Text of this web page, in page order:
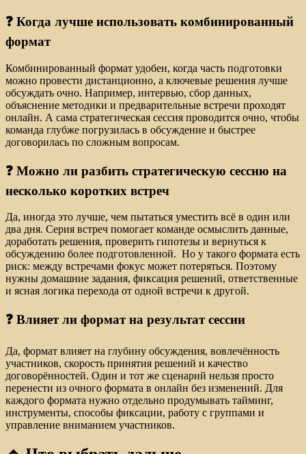
❓ Когда лучше использовать комбинированный
формат
Комбинированный формат удобен, когда часть подготовки
можно провести дистанционно, а ключевые решения лучше
обсуждать очно. Например, интервью, сбор данных,
объяснение методики и предварительные встречи проходят
онлайн. А сама стратегическая сессия проводится очно, чтобы
команда глубже погрузилась в обсуждение и быстрее
договорилась по сложным вопросам.
❓ Можно ли разбить стратегическую сессию на
несколько коротких встреч
Да, иногда это лучше, чем пытаться уместить всё в один или
два дня. Серия встреч помогает команде осмыслить данные,
доработать решения, проверить гипотезы и вернуться к
обсуждению более подготовленной. Но у такого формата есть
риск: между встречами фокус может потеряться. Поэтому
нужны домашние задания, фиксация решений, ответственные
и ясная логика перехода от одной встречи к другой.
❓ Влияет ли формат на результат сессии
Да, формат влияет на глубину обсуждения, вовлечённость
участников, скорость принятия решений и качество
договорённостей. Один и тот же сценарий нельзя просто
перенести из очного формата в онлайн без изменений. Для
каждого формата нужно отдельно продумывать тайминг,
инструменты, способы фиксации, работу с группами и
управление вниманием участников.